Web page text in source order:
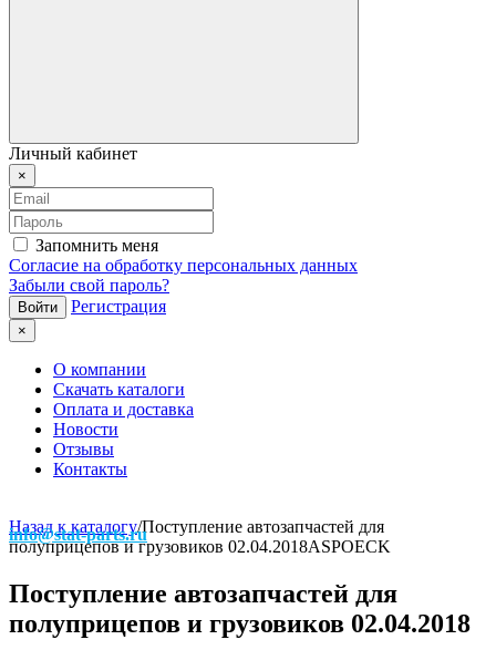
Личный кабинет
×
Запомнить меня
Согласие на обработку персональных данных
Забыли свой пароль?
Регистрация
×
О компании
Скачать каталоги
Оплата и доставка
Новости
Отзывы
Контакты
info@stat-parts.ru
Назад к каталогу/Поступление автозапчастей для
полуприцепов и грузовиков 02.04.2018ASPOECK
Поступление автозапчастей для
полуприцепов и грузовиков 02.04.2018